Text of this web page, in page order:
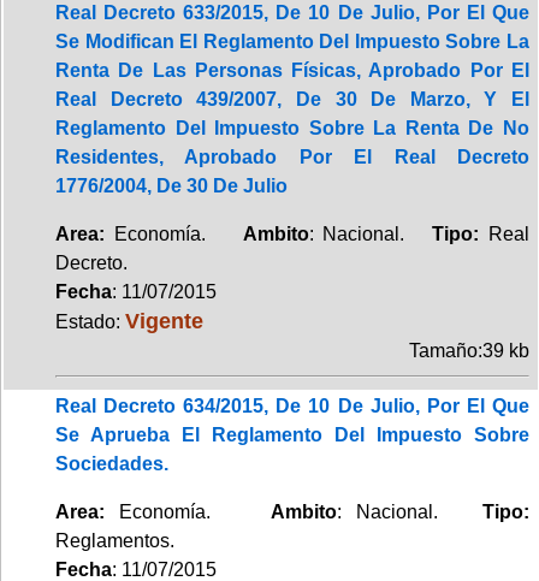
Real Decreto 633/2015, De 10 De Julio, Por El Que
Se Modifican El Reglamento Del Impuesto Sobre La
Renta De Las Personas Físicas, Aprobado Por El
Real Decreto 439/2007, De 30 De Marzo, Y El
Reglamento Del Impuesto Sobre La Renta De No
Residentes, Aprobado Por El Real Decreto
1776/2004, De 30 De Julio
Area: Economía. Ambito: Nacional.Tipo:
Real
Decreto.
Fecha: 11/07/2015
Estado: Vigente
Tamaño:39 kb
Real Decreto 634/2015, De 10 De Julio, Por El Que
Se Aprueba El Reglamento Del Impuesto Sobre
Sociedades.
Area: Economía. Ambito: Nacional.Tipo:
Reglamentos.
Fecha: 11/07/2015